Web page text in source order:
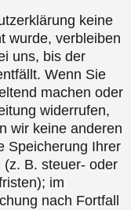
keine
wurde, verbleiben
uns, bis der
Wenn Sie
machen oder
widerrufen,
wir keine anderen
Speicherung Ihrer
B. steuer- oder
im
nach Fortfall